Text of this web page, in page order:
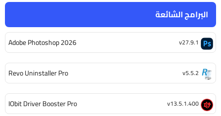
البرامج الشائعة
Adobe Photoshop 2026 v27.9.1
Revo Uninstaller Pro v5.5.2
IObit Driver Booster Pro v13.5.1.400